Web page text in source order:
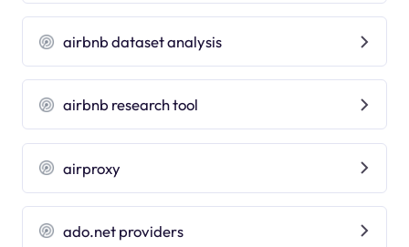
airbnb dataset analysis
airbnb research tool
airproxy
ado.net providers